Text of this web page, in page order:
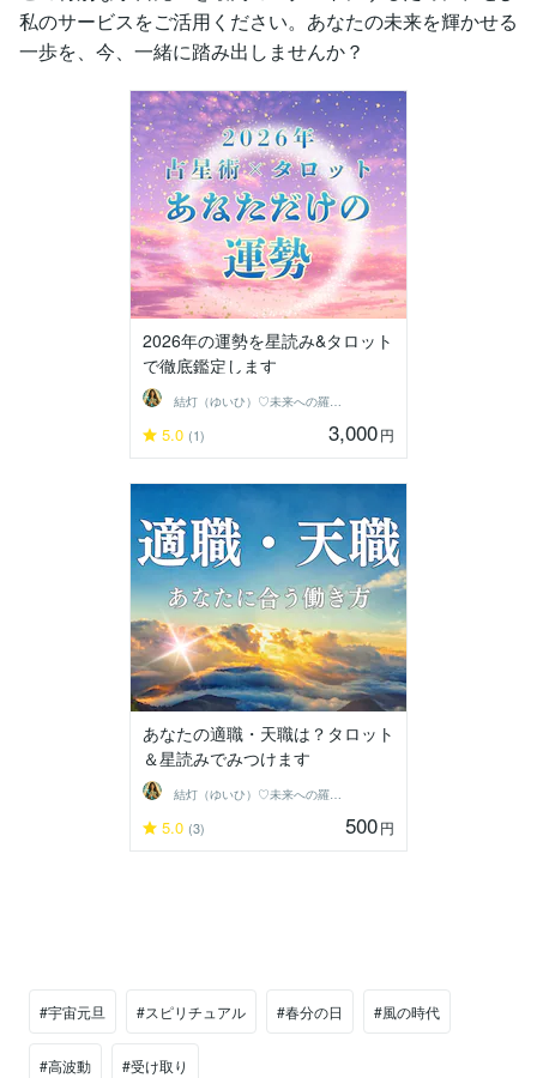
私のサービスをご活用ください。あなたの未来を輝かせる
一歩を、今、一緒に踏み出しませんか？
2026年の運勢を星読み&タロット
で徹底鑑定します
結灯（ゆいひ）♡未来への羅針盤♡
5.0 (1) 3,000円
あなたの適職・天職は？タロット
＆星読みでみつけます
結灯（ゆいひ）♡未来への羅針盤♡
5.0 (3) 500円
#宇宙元旦 #スピリチュアル #春分の日 #風の時代
#高波動 #受け取り